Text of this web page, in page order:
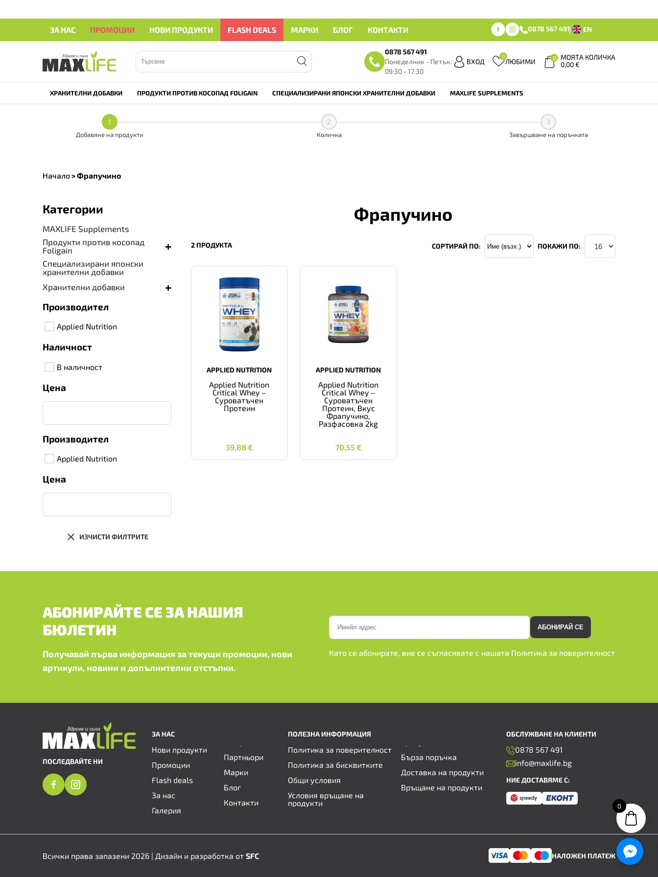
ЗА НАС ПРОМОЦИИ НОВИ ПРОДУКТИ FLASH DEALS МАРКИ БЛОГ КОНТАКТИ 0878 567 491 EN
0878 567 491
Понеделник - Петък:
09:30 - 17:30
ВХОД
0
ЛЮБИМИ 0
МОЯТА КОЛИЧКА
0,00€
ХРАНИТЕЛНИ ДОБАВКИ ПРОДУКТИ ПРОТИВ КОСОПАД FOLIGAIN СПЕЦИАЛИЗИРАНИ ЯПОНСКИ ХРАНИТЕЛНИ ДОБАВКИ MAXLIFE SUPPLEMENTS
1
Добавяне на продукти
2
Количка
3
Завършване на поръчката
Начало >Фрапучино
Категории
MAXLIFE Supplements
Продукти против косопад
Foligain
+
Специализирани японски
хранителни добавки
Хранителни добавки
+
Производител
Applied Nutrition
Наличност
В наличност
Цена
Производител
Applied Nutrition
Цена
ИЗЧИСТИ ФИЛТРИТЕ
Фрапучино
2 ПРОДУКТА СОРТИРАЙ ПО: ПОКАЖИ ПО:
APPLIED NUTRITION
Applied Nutrition
Critical Whey –
Суроватъчен
Протеин
39,88€
39,88 €
APPLIED NUTRITION
Applied Nutrition
Critical Whey –
Суроватъчен
Протеин, Вкус
Фрапучино,
Разфасовка 2kg
70,55€
70,55 €
АБОНИРАЙТЕ СЕ ЗА НАШИЯ
БЮЛЕТИН
Получавай първа информация за текущи промоции, нови
артикули, новини и допълнителни отстъпки.
АБОНИРАЙ СЕ
Като се абонирате, вие се съгласявате с нашата Политика за поверителност
ПОСЛЕДВАЙТЕ НИ
ЗА НАС
Нови продукти
Промоции
Flash deals
За нас
Галерия
Партньори
Марки
Блог
Контакти
ПОЛЕЗНА ИНФОРМАЦИЯ
Политика за поверителност
Политика за бисквитките
Общи условия
Условия връщане на
продукти
Бърза поръчка
Доставка на продукти
Връщане на продукти
ОБСЛУЖВАНЕ НА КЛИЕНТИ
0878 567 491
info@maxlife.bg
НИЕ ДОСТАВЯМЕ С:
Всички права запазени 2026 | Дизайн и разработка от SFC НАЛОЖЕН ПЛАТЕЖ
0